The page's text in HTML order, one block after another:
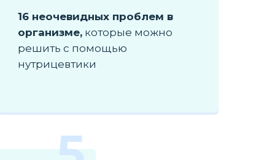
16 неочевидных проблем в
организме, которые можно
решить с помощью
нутрицевтики